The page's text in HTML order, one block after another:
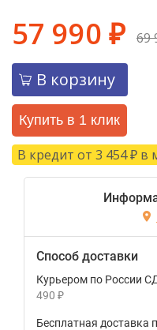
57 990 ₽ 69
В корзину
Купить в 1 клик
В кредит от 3 454 ₽ в
Способ доставки
Курьером по России
490 ₽
Бесплатная доставка